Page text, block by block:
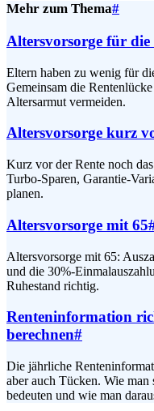
Mehr zum Thema#
Altersvorsorge für
Eltern haben zu wenig für
Gemeinsam die
Altersarmut vermeiden.
Altersvorsorge kurz
Kurz vor der Rente noch
Turbo-Sparen, Garantie-
planen.
Altersvorsorge mit 65
Altersvorsorge mit 65:
und die 30%-
Ruhestand richtig.
Renteninformation
berechnen#
Die jährliche
aber auch Tücken. Wie
bedeuten und wie man